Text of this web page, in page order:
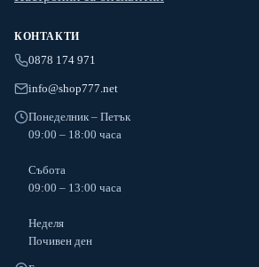
КОНТАКТИ
0878 174 971
info@shop777.net
Понеделник – Петък
09:00 – 18:00 часа
Събота
09:00 – 13:00 часа
Неделя
Почивен ден